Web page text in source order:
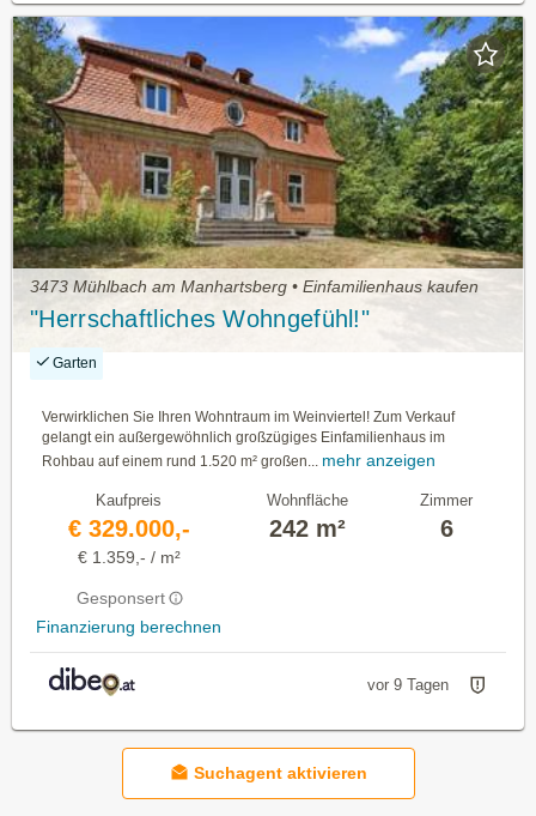
3473 Mühlbach am Manhartsberg • Einfamilienhaus kaufen
"Herrschaftliches Wohngefühl!"
Garten
Verwirklichen Sie Ihren Wohntraum im Weinviertel! Zum Verkauf
gelangt ein außergewöhnlich großzügiges Einfamilienhaus im
Rohbau auf einem rund 1.520 m² großen...
mehr anzeigen
Kaufpreis
€ 329.000,-
€ 1.359,- / m²
Gesponsert
Finanzierung berechnen
Wohnfläche
242 m²
Zimmer
6
vor 9 Tagen
Suchagent aktivieren